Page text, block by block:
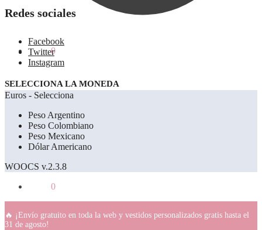
0.00€ 0
Redes sociales
Facebook
Twitter
Instagram
SELECCIONA LA MONEDA
Euros - Selecciona
Peso Argentino
Peso Colombiano
Peso Mexicano
Dólar Americano
WOOCS v.2.3.8
0
🔥 ¡Envío gratuito en toda la web y vestidos personalizados gratis hasta el
31 de agosto!